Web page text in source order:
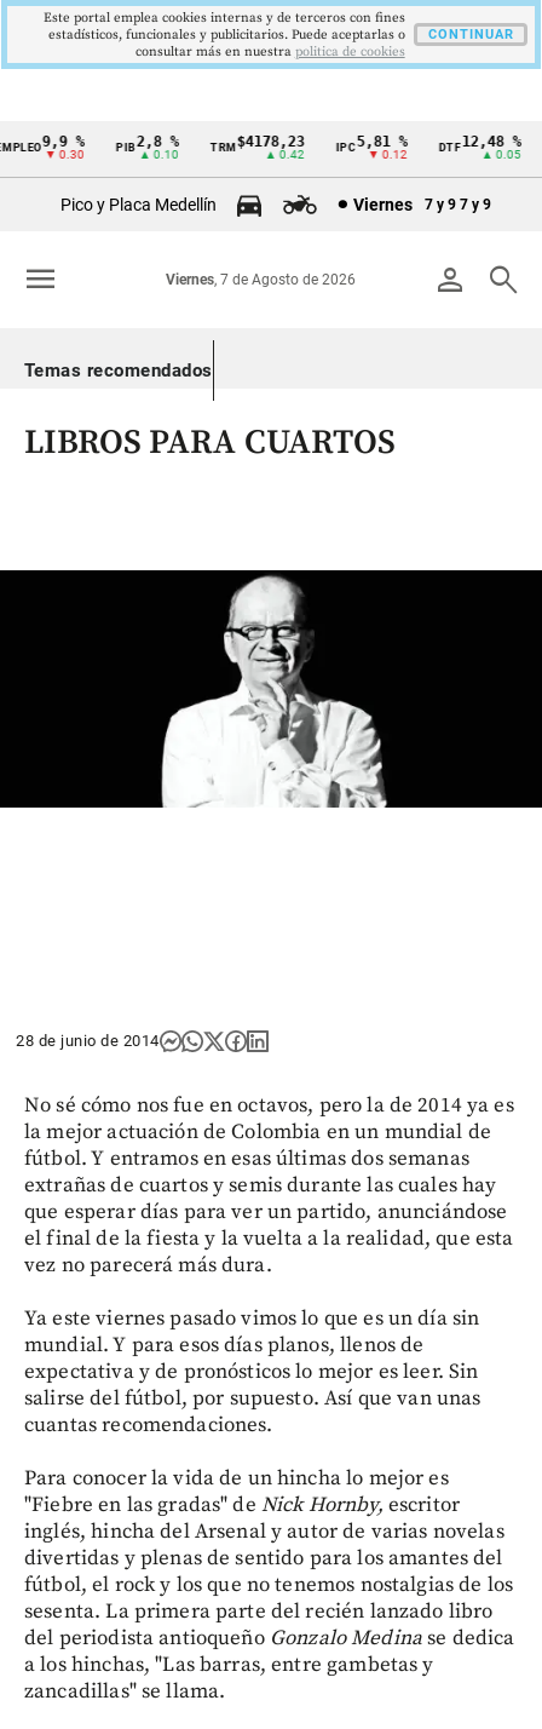
Cintillo
Colombia
9,9 %
▼ 0.30
PIB2,8 %
▲ 0.10
TRM$4178,23
▲ 0.42
5,81 %
▼ 0.12
DTF12,48 %
▲ 0.05
Pico y Placa Medellín Viernes 7 y 9 7 y 9
person search
Viernes, 7 de Agosto de 2026
menu
Temas recomendados
LIBROS PARA CUARTOS
28 de junio de 2014
No sé cómo nos fue en octavos, pero la de 2014 ya es
la mejor actuación de Colombia en un mundial de
fútbol. Y entramos en esas últimas dos semanas
extrañas de cuartos y semis durante las cuales hay
que esperar días para ver un partido, anunciándose
el final de la fiesta y la vuelta a la realidad, que esta
vez no parecerá más dura.
Ya este viernes pasado vimos lo que es un día sin
mundial. Y para esos días planos, llenos de
expectativa y de pronósticos lo mejor es leer. Sin
salirse del fútbol, por supuesto. Así que van unas
cuantas recomendaciones.
Para conocer la vida de un hincha lo mejor es
"Fiebre en las gradas" de Nick Hornby, escritor
inglés, hincha del Arsenal y autor de varias novelas
divertidas y plenas de sentido para los amantes del
fútbol, el rock y los que no tenemos nostalgias de los
sesenta. La primera parte del recién lanzado libro
del periodista antioqueño Gonzalo Medinase dedica
a los hinchas, "Las barras, entre gambetas y
zancadillas" se llama.
Este portal emplea cookies internas y de terceros con fines
estadísticos, funcionales y publicitarios. Puede aceptarlas o
consultar más en nuestra politica de cookies
CONTINUAR